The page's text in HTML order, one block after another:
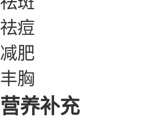
祛痘
减肥
丰胸
营养补充